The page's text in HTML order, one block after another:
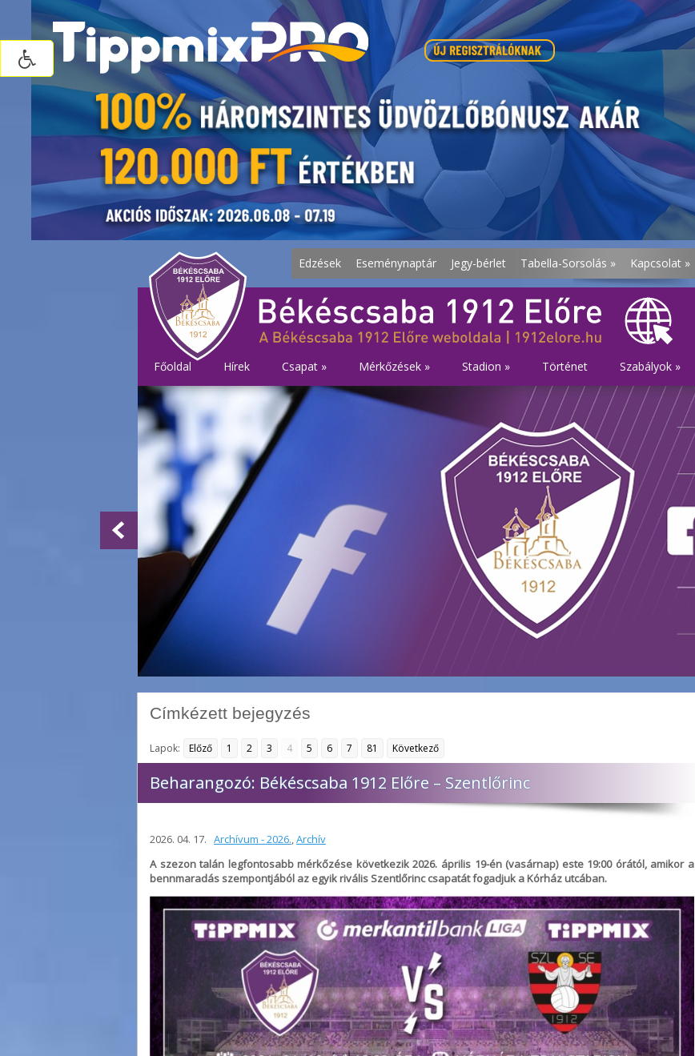
Edzések Eseménynaptár Jegy-bérlet Tabella-Sorsolás » Kapcsolat »
Főoldal Hírek Csapat » Mérkőzések » Stadion » Történet Szabályok »
Címkézett bejegyzés
Lapok: Előző 1 2 3 4 5 6 7 81 Következő
Beharangozó: Békéscsaba 1912 Előre – Szentlőrinc
2026. 04. 17. Archívum - 2026.,Archív
A szezon talán legfontosabb mérkőzése következik 2026. április 19-én (vasárnap) este 19:00 órától, amikor a
bennmaradás szempontjából az egyik rivális Szentlőrinc csapatát fogadjuk a Kórház utcában.